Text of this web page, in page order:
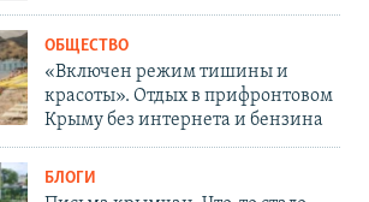
ОБЩЕСТВО
«Включен режим тишины и
красоты». Отдых в прифронтовом
Крыму без интернета и бензина
БЛОГИ